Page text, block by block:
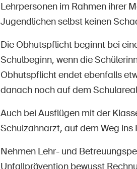
Lehrpersonen im Rahmen ihrer
Jugendlichen selbst keinen
Die Obhutspflicht beginnt bei
Schulbeginn, wenn die
Obhutspflicht endet ebenfalls
danach noch auf dem
Auch bei Ausflügen mit der
Schulzahnarzt, auf dem Weg
Nehmen Lehr- und